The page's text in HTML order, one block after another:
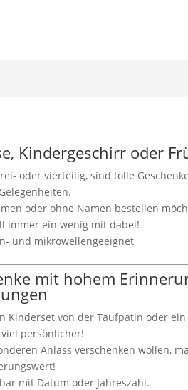
Kindergeschirr oder
oder vierteilig, sind tolle
oder ohne Namen bestellen
immer ein wenig mit dabei!
und mikrowellengeeignet
mit hohem
Kinderset von der Taufpatin oder
persönlicher!
Anlass verschenken wollen,
mit Datum oder Jahreszahl.